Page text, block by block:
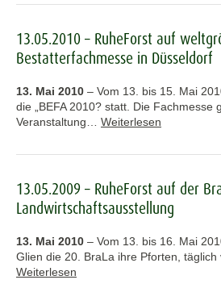
13.05.2010 – RuheForst auf
Bestatterfachmesse in Düsseldorf
13. Mai 2010 – Vom 13. bis 15. Mai
die „BEFA 2010? statt. Die Fachmesse
Veranstaltung… Weiterlesen
13.05.2009 – RuheForst auf der
Landwirtschaftsausstellung
13. Mai 2010 – Vom 13. bis 16. Mai
Glien die 20. BraLa ihre Pforten,
Weiterlesen